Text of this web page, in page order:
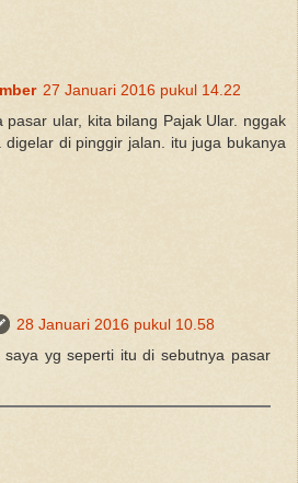
27 Januari 2016 pukul 14.22
pasar ular, kita bilang Pajak Ular. nggak
digelar di pinggir jalan. itu juga bukanya
28 Januari 2016 pukul 10.58
saya yg seperti itu di sebutnya pasar